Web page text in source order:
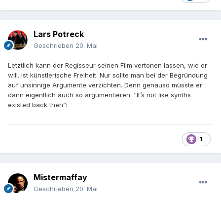
Lars Potreck
Geschrieben 20. Mai
Letztlich kann der Regisseur seinen Film vertonen lassen, wie er
will. Ist künstlerische Freiheit. Nur sollte man bei der Begründung
auf unsinnige Argumente verzichten. Denn genauso müsste er
dann eigentlich auch so argumentieren. “It’s not like synths
existed back then”:
1
Mistermaffay
Geschrieben 20. Mai